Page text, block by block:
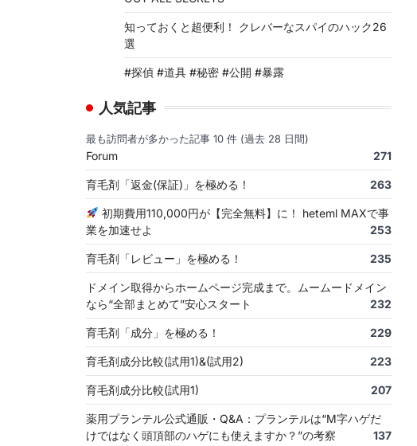
知っておくと超便利！ クレバーなスパイのハック26
選
#探偵 #道具 #秘密 #公開 #暴露
人気記事
最も訪問者が多かった記事 10 件 (過去 28 日間)
Forum 271
育毛剤「返金(保証)」を極める！ 263
初期費用110,000円が【完全無料】に！ heteml MAXで事
業を加速せよ
253
育毛剤「レビュー」を極める！ 235
ドメイン取得からホームページ完成まで。ムームードメイン
なら“全部まとめて”安心スタート
232
育毛剤「成分」を極める！ 229
育毛剤成分比較(試用1)&(試用2) 223
育毛剤成分比較(試用1) 207
薬用プランテル公式通販・Q&A：プランテルは“M字ハゲだ
けではなく頭頂部のハゲにも使えますか？”の考察
137